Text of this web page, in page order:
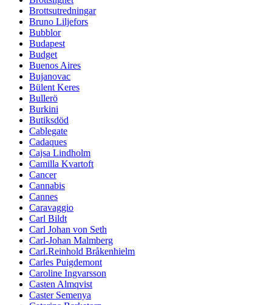
Brottsutredningar
Bruno Liljefors
Bubblor
Budapest
Budget
Buenos Aires
Bujanovac
Bülent Keres
Bullerö
Burkini
Butiksdöd
Cablegate
Cadaques
Cajsa Lindholm
Camilla Kvartoft
Cancer
Cannabis
Cannes
Caravaggio
Carl Bildt
Carl Johan von Seth
Carl-Johan Malmberg
Carl.Reinhold Bråkenhielm
Carles Puigdemont
Caroline Ingvarsson
Casten Almqvist
Caster Semenya